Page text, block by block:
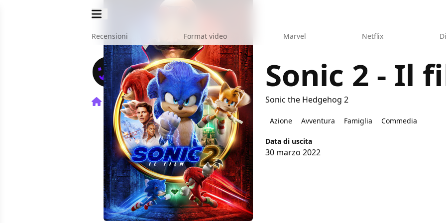
Recensioni Format video Marvel Netflix
Home Film Sonic 2 - Il film
Sonic 2 - Il
Sonic the Hedgehog 2
Azione Avventura Famiglia Commedia
Data di uscita
30 marzo 2022